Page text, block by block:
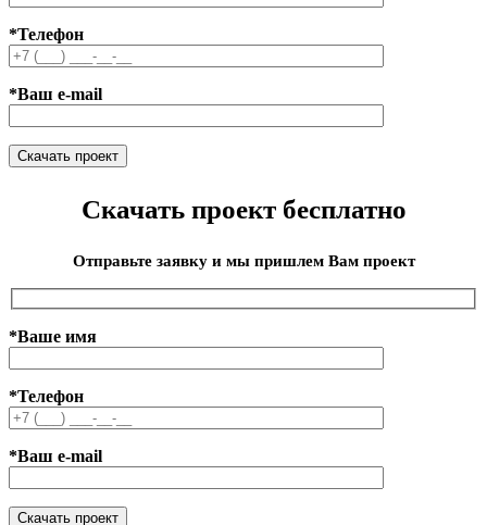
*Телефон
*Ваш e-mail
Скачать проект бесплатно
Отправьте заявку и мы пришлем Вам проект
*Ваше имя
*Телефон
*Ваш e-mail